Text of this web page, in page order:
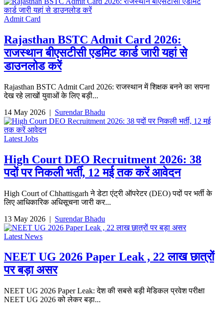
Admit Card
Rajasthan BSTC Admit Card 2026:
राजस्थान बीएसटीसी एडमिट कार्ड जारी यहां से
डाउनलोड करें
Rajasthan BSTC Admit Card 2026: राजस्थान में शिक्षक बनने का सपना
देख रहे लाखों युवाओं के लिए बड़ी...
14 May 2026 | Surendar Bhadu
Latest Jobs
High Court DEO Recruitment 2026: 38
पदों पर निकली भर्ती, 12 मई तक करें आवेदन
High Court of Chhattisgarh ने डेटा एंट्री ऑपरेटर (DEO) पदों पर भर्ती के
लिए आधिकारिक अधिसूचना जारी कर...
13 May 2026 | Surendar Bhadu
Latest News
NEET UG 2026 Paper Leak , 22 लाख छात्रों
पर बड़ा असर
NEET UG 2026 Paper Leak: देश की सबसे बड़ी मेडिकल प्रवेश परीक्षा
NEET UG 2026 को लेकर बड़ा...